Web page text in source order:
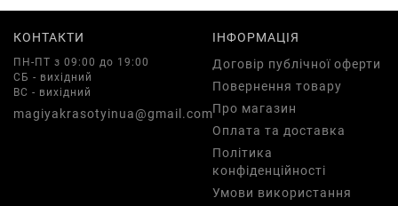
КОНТАКТИ
ПН-ПТ з 09:00 до 19:00
СБ - вихідний
ВС - вихідний
magiyakrasotyinua@gmail.com
ІНФОРМАЦІЯ
Договір публічної оферти
Повернення товару
Про магазин
Оплата та доставка
Політика
конфіденційності
Умови використання